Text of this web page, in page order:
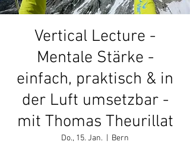
Vertical Lecture -
Mentale Stärke -
einfach, praktisch & in
der Luft umsetzbar -
mit Thomas Theurillat
Do., 15. Jan. Bern